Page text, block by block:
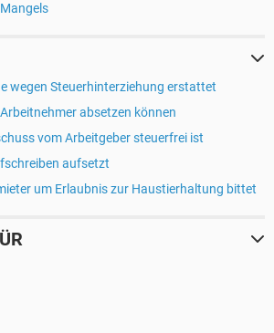
wegen Steuerhinterziehung erstattet
absetzen können
vom Arbeitgeber steuerfrei ist
aufsetzt
um Erlaubnis zur Haustierhaltung bittet